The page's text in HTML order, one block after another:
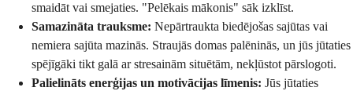
smaidāt vai smejaties. "Pelēkais mākonis" sāk izklīst.
Samazināta trauksme: Nepārtraukta biedējošas sajūtas vai
nemiera sajūta mazinās. Straujās domas palēninās, un jūs jūtaties
spējīgāki tikt galā ar stresainām situētām, nekļūstot pārslogoti.
Palielināts enerģijas un motivācijas līmenis: Jūs jūtaties